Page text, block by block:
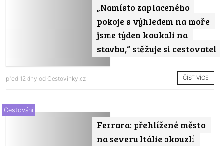
„Namísto zaplaceného
pokoje s výhledem na moře
jsme týden koukali na
stavbu,“ stěžuje si cestovatel
před 12 dny od Cestovinky.cz ČÍST VÍCE
Ferrara: přehlížené město
na severu Itálie okouzlí
Cestování